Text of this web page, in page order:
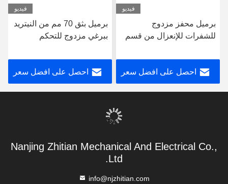
فيديو
برميل محفز مزدوج
للشفرات للإنعزال من قسم
احصل على افضل سعر
فيديو
برميل بثق 70 مم من النيتريد
ببرغي مزدوج للتحكم
احصل على افضل سعر
Nanjing Zhitian Mechanical And Electrical Co.,
Ltd.
info@njzhitian.com